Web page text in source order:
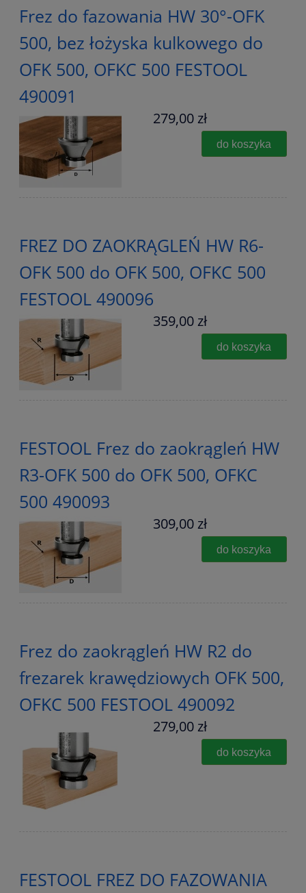
Frez do fazowania HW 30°-OFK
500, bez łożyska kulkowego do
OFK 500, OFKC 500 FESTOOL
490091
279,00 zł
do koszyka
FREZ DO ZAOKRĄGLEŃ HW R6-
OFK 500 do OFK 500, OFKC 500
FESTOOL 490096
359,00 zł
do koszyka
FESTOOL Frez do zaokrągleń HW
R3-OFK 500 do OFK 500, OFKC
500 490093
309,00 zł
do koszyka
Frez do zaokrągleń HW R2 do
frezarek krawędziowych OFK 500,
OFKC 500 FESTOOL 490092
279,00 zł
do koszyka
FESTOOL FREZ DO FAZOWANIA